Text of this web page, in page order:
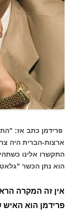
פרידמן כתב אז:
ארצות-הברית היה
התקשרו אלינו
הוא נתן הכשר "גלאט
אין זה המקרה
פרידמן הוא האיש